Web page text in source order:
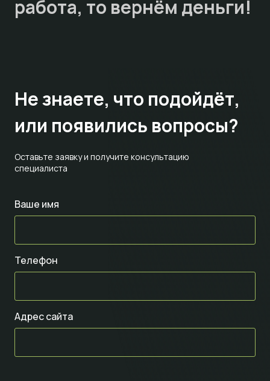
работа, то вернём деньги!
Оставьте заявку и получите консультацию
специалиста
Не знаете, что подойдёт,
или появились вопросы?
Ваше имя
Телефон
Адрес сайта